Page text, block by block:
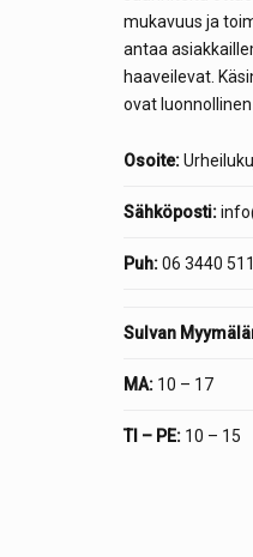
mukavuus ja
antaa
haaveilevat.
ovat
Osoite:
Sähköposti:
Puh:06 3440 511
Sulvan
MA: 10 – 17
TI – PE: 10 – 15